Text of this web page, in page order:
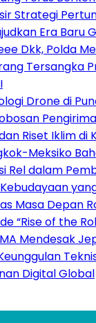
Strategi
Era Baru
Dkk, Polda
Tersangka
Drone di
Riset Iklim di
Meksiko
Rel dalam
Masa Depan
“Rise of the
Mendesak
Digital Global